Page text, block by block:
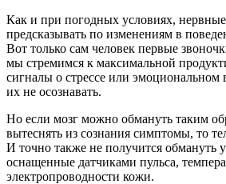
Как и при погодных условиях,
предсказывать по изменениям в
Вот только сам человек первые
мы стремимся к максимальной
сигналы о стрессе или эмоциональном
их не осознавать.
Но если мозг можно обмануть таким
вытеснять из сознания симптомы, то
И точно также не получится обмануть
оснащенные датчиками пульса,
электропроводности кожи.